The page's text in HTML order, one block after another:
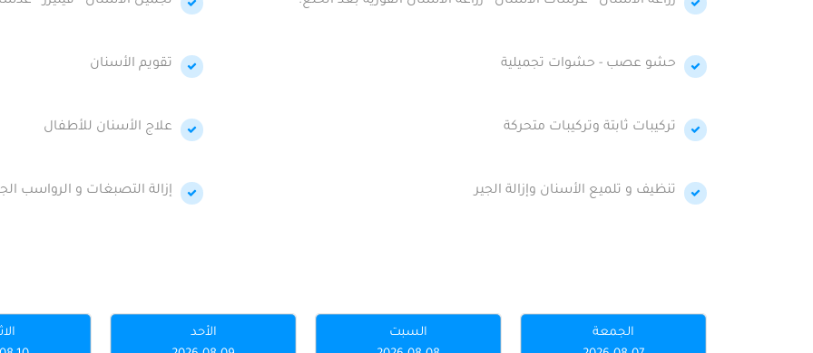
حشو عصب - حشوات تجميلية تقويم الأسنان
تركيبات ثابتة وتركيبات متحركة علاج الأسنان للأطفال
تنظيف و تلميع الأسنان وإزالة الجير إزالة التصبغات و الرواسب
الجمعة
السبت
الأحد